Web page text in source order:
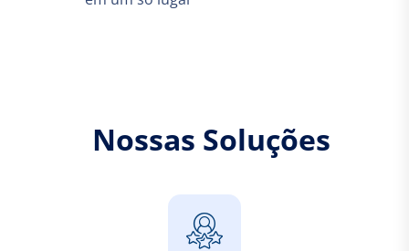
Nossas Soluções